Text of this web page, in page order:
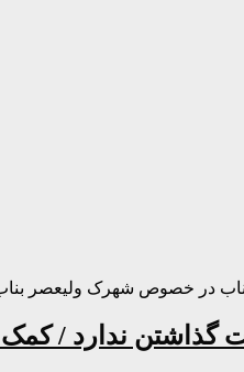
در خصوص شهرک ولیعصر
میلیاردی دولت در راه است